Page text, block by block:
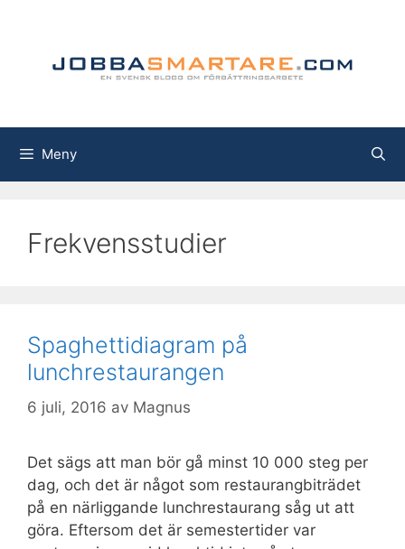
Meny
Frekvensstudier
Spaghettidiagram på
lunchrestaurangen
6 juli, 2016 av Magnus
Det sägs att man bör gå minst 10 000 steg per
dag, och det är något som restaurangbiträdet
på en närliggande lunchrestaurang såg ut att
göra. Eftersom det är semestertider var